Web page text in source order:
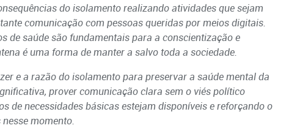
do isolamento realizando atividades que sejam
comunicação com pessoas queridas por meios digitais.
de saúde são fundamentais para a conscientização e
é uma forma de manter a salvo toda a sociedade.
e a razão do isolamento para preservar a saúde mental da
prover comunicação clara sem o viés político
de necessidades básicas estejam disponíveis e reforçando o
momento.